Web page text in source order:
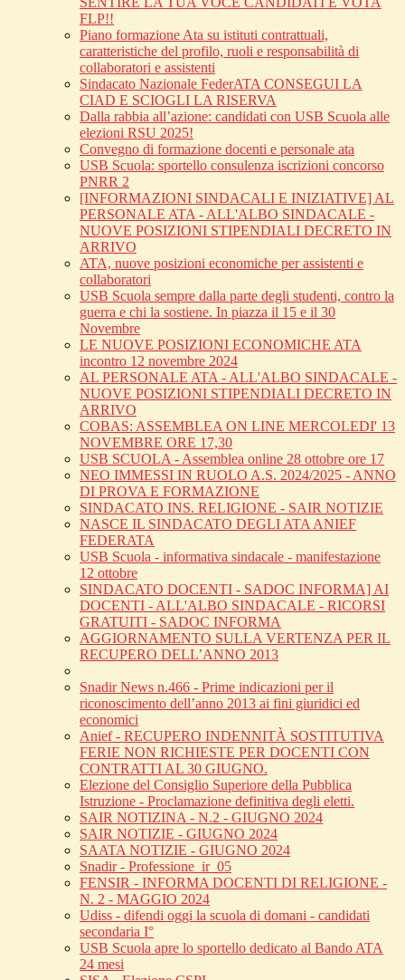
FLP!!
Piano formazione Ata su istituti contrattuali,
caratteristiche del profilo, ruoli e responsabilità di
collaboratori e assistenti
Sindacato Nazionale FederATA CONSEGUI LA
CIAD E SCIOGLI LA RISERVA
Dalla rabbia all’azione: candidati con USB Scuola alle
elezioni RSU 2025!
Convegno di formazione docenti e personale ata
USB Scuola: sportello consulenza iscrizioni concorso
PNRR 2
[INFORMAZIONI SINDACALI E INIZIATIVE] AL
PERSONALE ATA - ALL'ALBO SINDACALE -
NUOVE POSIZIONI STIPENDIALI DECRETO IN
ARRIVO
ATA, nuove posizioni economiche per assistenti e
collaboratori
USB Scuola sempre dalla parte degli studenti, contro la
guerra e chi la sostiene. In piazza il 15 e il 30
Novembre
LE NUOVE POSIZIONI ECONOMICHE ATA
incontro 12 novembre 2024
AL PERSONALE ATA - ALL'ALBO SINDACALE -
NUOVE POSIZIONI STIPENDIALI DECRETO IN
ARRIVO
COBAS: ASSEMBLEA ON LINE MERCOLEDI' 13
NOVEMBRE ORE 17,30
USB SCUOLA - Assemblea online 28 ottobre ore 17
NEO IMMESSI IN RUOLO A.S. 2024/2025 - ANNO
DI PROVA E FORMAZIONE
SINDACATO INS. RELIGIONE - SAIR NOTIZIE
NASCE IL SINDACATO DEGLI ATA ANIEF
FEDERATA
USB Scuola - informativa sindacale - manifestazione
12 ottobre
SINDACATO DOCENTI - SADOC INFORMA] AI
DOCENTI - ALL'ALBO SINDACALE - RICORSI
GRATUITI - SADOC INFORMA
AGGIORNAMENTO SULLA VERTENZA PER IL
RECUPERO DELL’ANNO 2013
Snadir News n.466 - Prime indicazioni per il
riconoscimento dell’anno 2013 ai fini giuridici ed
economici
Anief - RECUPERO INDENNITÀ SOSTITUTIVA
FERIE NON RICHIESTE PER DOCENTI CON
CONTRATTI AL 30 GIUGNO.
Elezione del Consiglio Superiore della Pubblica
Istruzione - Proclamazione definitiva degli eletti.
SAIR NOTIZINA - N.2 - GIUGNO 2024
SAIR NOTIZIE - GIUGNO 2024
SAATA NOTIZIE - GIUGNO 2024
Snadir - Professione_ir_05
FENSIR - INFORMA DOCENTI DI RELIGIONE -
N. 2 - MAGGIO 2024
Udiss - difendi oggi la scuola di domani - candidati
secondaria I°
USB Scuola apre lo sportello dedicato al Bando ATA
24 mesi